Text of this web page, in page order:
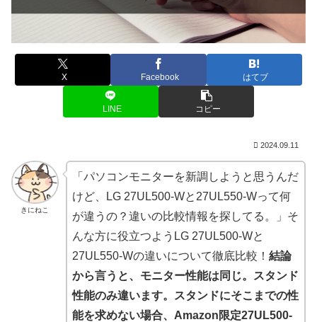
X Facebook はてブ
LINE コピー
2024.09.11
きにねこ
「パソコンモニターを新調しようと思うんだ
けど、LG 27UL500-Wと27UL550-Wって何
が違うの？違いの比較情報を探してる。」そ
んな方に役立つようLG 27UL500-Wと
27UL550-Wの違いについて徹底比較！ 結論
から言うと、モニター性能は同じ。スタンド
性能のみ違います。スタンドにそこまでの性
能を求めない場合、Amazon限定27UL500-